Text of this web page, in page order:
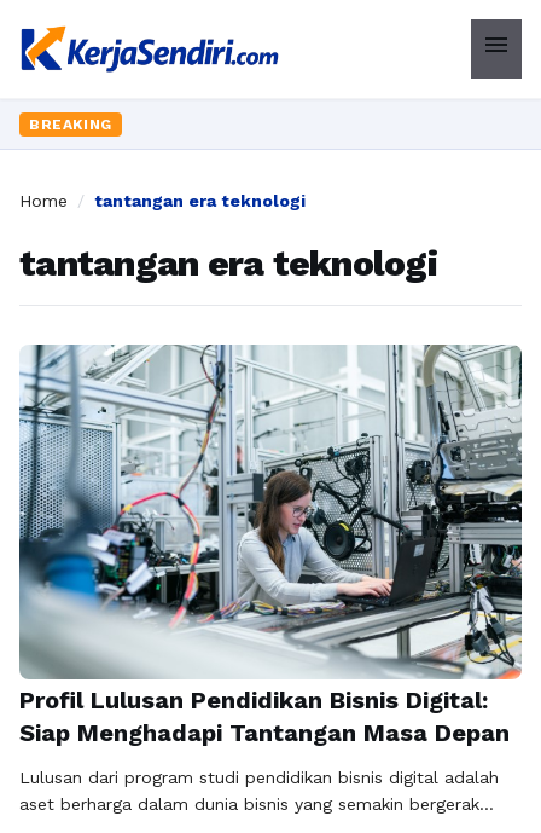
menu
BREAKING
Home / tantangan era teknologi
tantangan era teknologi
Profil Lulusan Pendidikan Bisnis Digital:
Siap Menghadapi Tantangan Masa Depan
Lulusan dari program studi pendidikan bisnis digital adalah
aset berharga dalam dunia bisnis yang semakin bergerak